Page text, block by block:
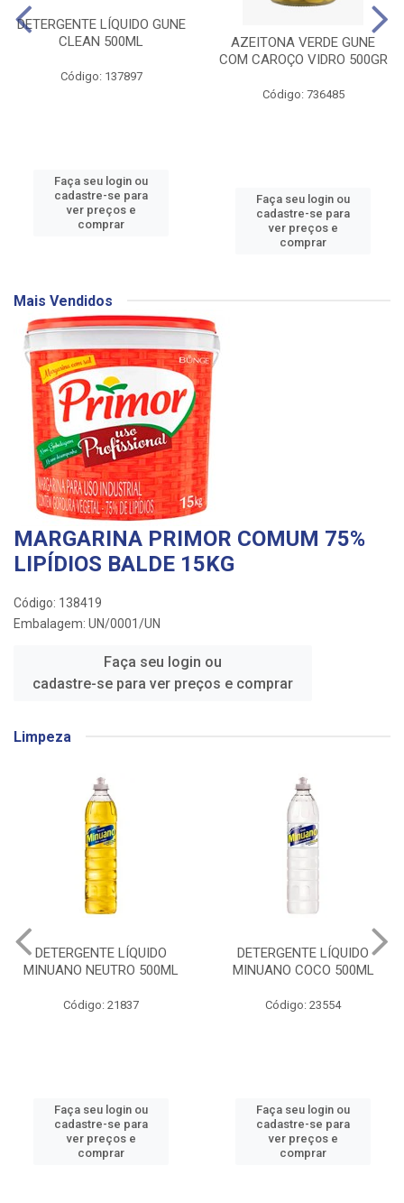
DETERGENTE LÍQUIDO GUNE
CLEAN 500ML
Código: 137897
Faça seu login ou
cadastre-se para
ver preços e
comprar
AZEITONA VERDE GUNE
COM CAROÇO VIDRO 500GR
Código: 736485
Faça seu login ou
cadastre-se para
ver preços e
comprar
Mais Vendidos
MARGARINA PRIMOR COMUM 75%
LIPÍDIOS BALDE 15KG
Código: 138419
Embalagem: UN/0001/UN
Faça seu login ou
cadastre-se para ver preços e comprar
Limpeza
DETERGENTE LÍQUIDO
MINUANO NEUTRO 500ML
Código: 21837
Faça seu login ou
cadastre-se para
ver preços e
comprar
DETERGENTE LÍQUIDO
MINUANO COCO 500ML
Código: 23554
Faça seu login ou
cadastre-se para
ver preços e
comprar